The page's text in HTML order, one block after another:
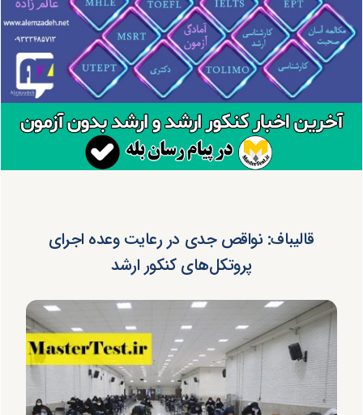
قالیباف: نواقص جدی در رعایت وعده اجرای
پروتکل‌های کنکور ارشد